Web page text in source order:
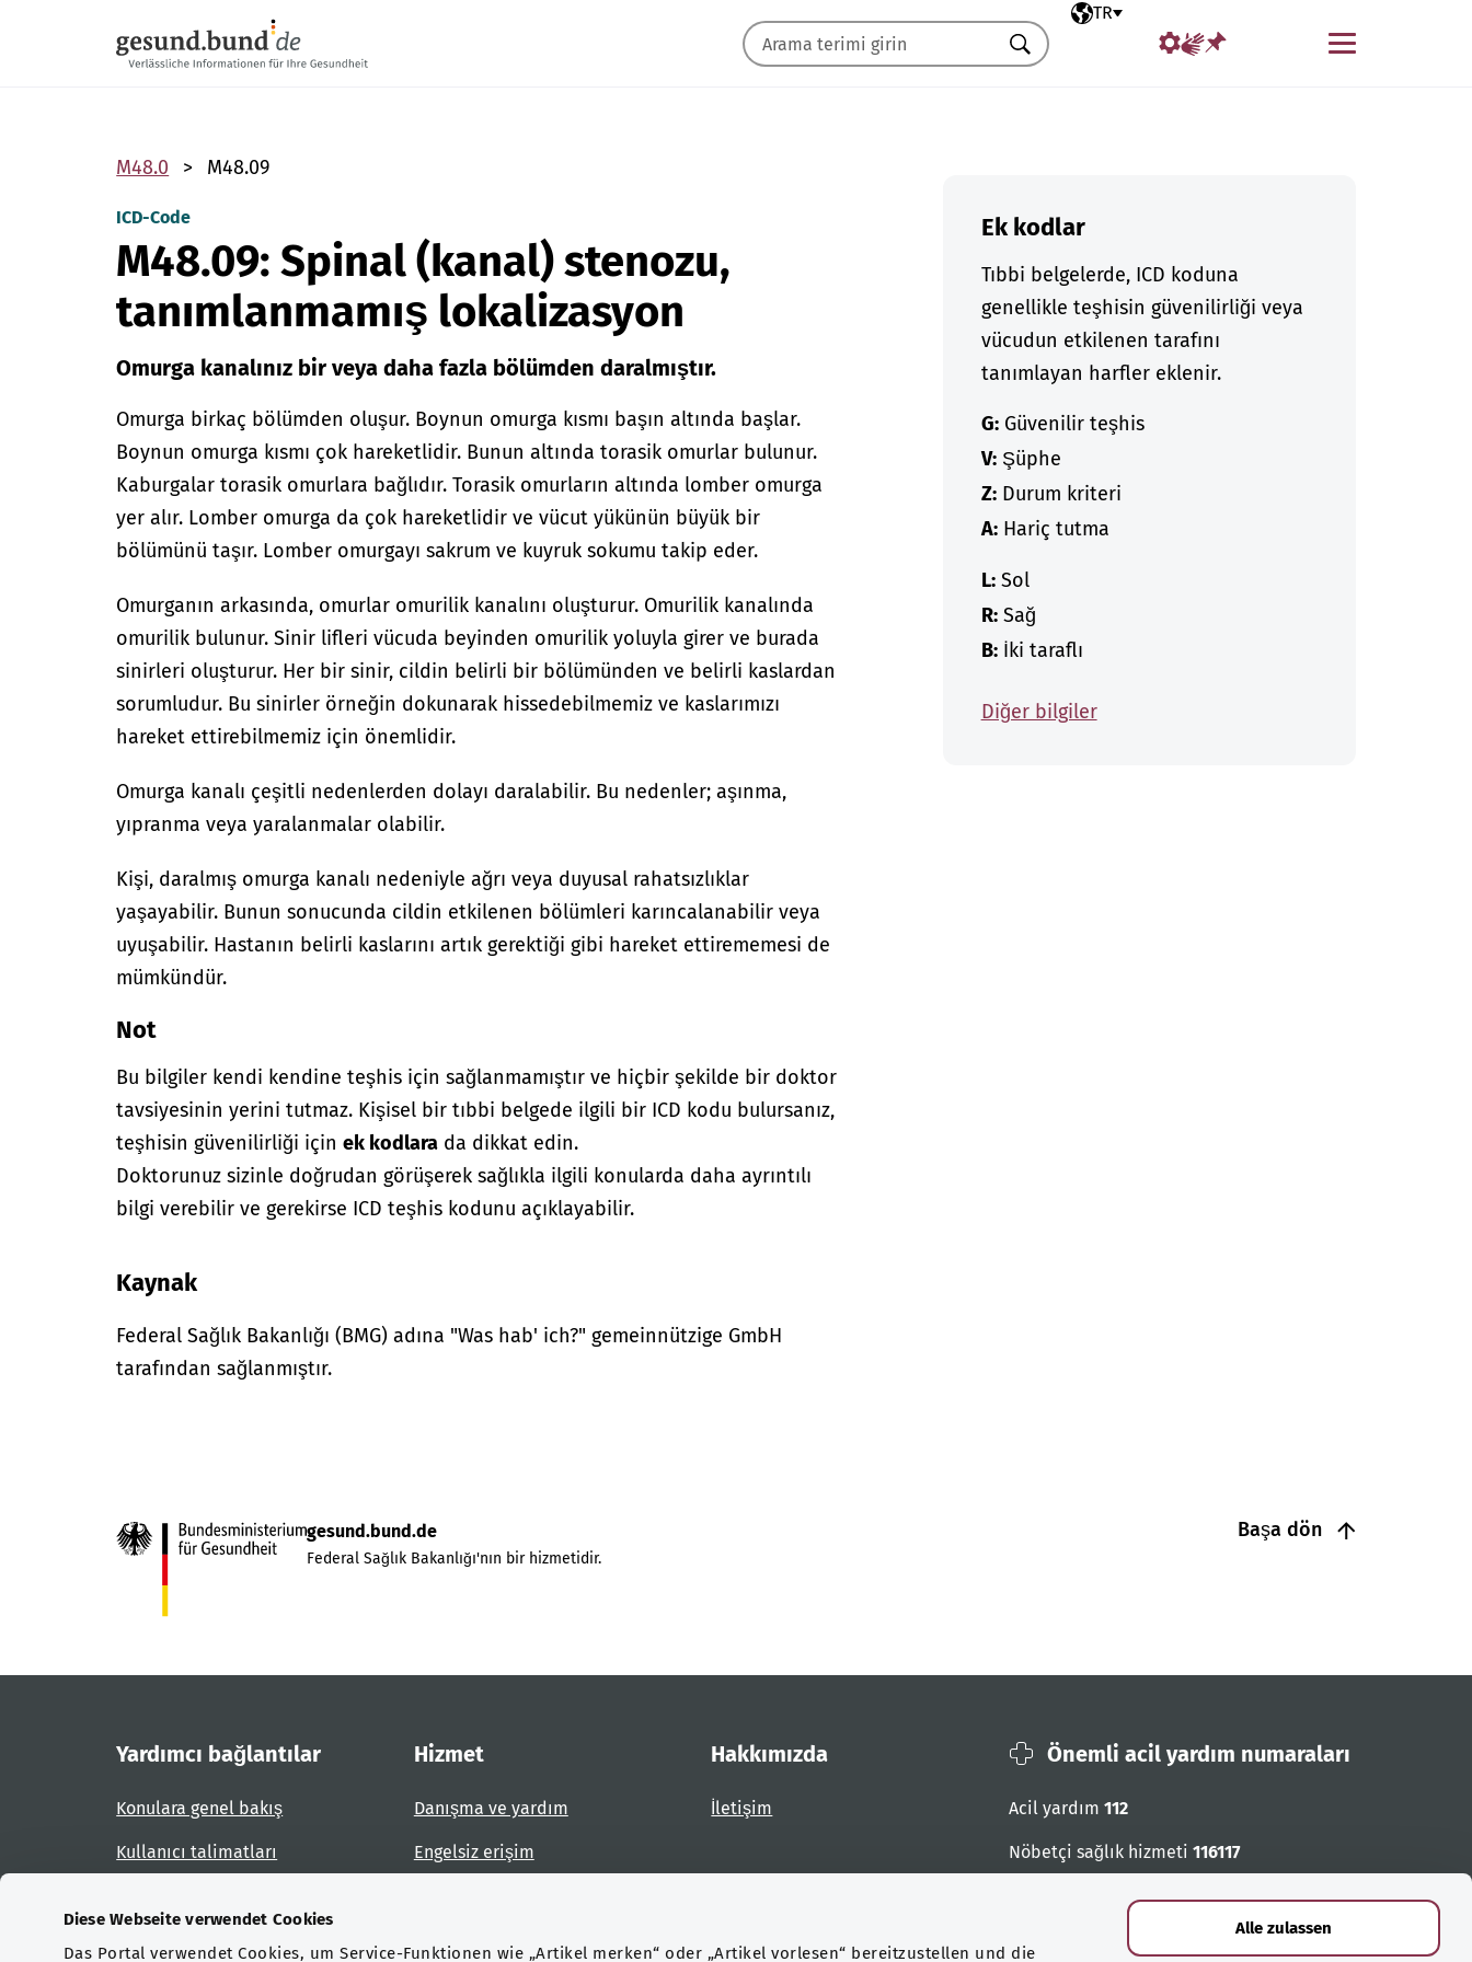
Diese Webseite verwendet Cookies
Das Portal verwendet Cookies, um Service-Funktionen wie „Artikel merken“ oder „Artikel vorlesen“ bereitzustellen und die
Alle zulassen
Seçili dil
TR
Menü
Ara
M48.0 M48.09
ICD-Code
M48.09: Spinal (kanal) stenozu,
tanımlanmamış lokalizasyon
Omurga kanalınız bir veya daha fazla bölümden daralmıştır.
Omurga birkaç bölümden oluşur. Boynun omurga kısmı başın altında başlar.
Boynun omurga kısmı çok hareketlidir. Bunun altında torasik omurlar bulunur.
Kaburgalar torasik omurlara bağlıdır. Torasik omurların altında lomber omurga
yer alır. Lomber omurga da çok hareketlidir ve vücut yükünün büyük bir
bölümünü taşır. Lomber omurgayı sakrum ve kuyruk sokumu takip eder.
Omurganın arkasında, omurlar omurilik kanalını oluşturur. Omurilik kanalında
omurilik bulunur. Sinir lifleri vücuda beyinden omurilik yoluyla girer ve burada
sinirleri oluşturur. Her bir sinir, cildin belirli bir bölümünden ve belirli kaslardan
sorumludur. Bu sinirler örneğin dokunarak hissedebilmemiz ve kaslarımızı
hareket ettirebilmemiz için önemlidir.
Omurga kanalı çeşitli nedenlerden dolayı daralabilir. Bu nedenler; aşınma,
yıpranma veya yaralanmalar olabilir.
Kişi, daralmış omurga kanalı nedeniyle ağrı veya duyusal rahatsızlıklar
yaşayabilir. Bunun sonucunda cildin etkilenen bölümleri karıncalanabilir veya
uyuşabilir. Hastanın belirli kaslarını artık gerektiği gibi hareket ettirememesi de
mümkündür.
Not
Bu bilgiler kendi kendine teşhis için sağlanmamıştır ve hiçbir şekilde bir doktor
tavsiyesinin yerini tutmaz. Kişisel bir tıbbi belgede ilgili bir ICD kodu bulursanız,
teşhisin güvenilirliği içinek kodlara da dikkat edin.
Doktorunuz sizinle doğrudan görüşerek sağlıkla ilgili konularda daha ayrıntılı
bilgi verebilir ve gerekirse ICD teşhis kodunu açıklayabilir.
Kaynak
Federal Sağlık Bakanlığı (BMG) adına "Was hab' ich?" gemeinnützige GmbH
tarafından sağlanmıştır.
Ek kodlar
Tıbbi belgelerde, ICD koduna
genellikle teşhisin güvenilirliği veya
vücudun etkilenen tarafını
tanımlayan harfler eklenir.
G:Güvenilir teşhis
V:Şüphe
Z:Durum kriteri
A:Hariç tutma
L:Sol
R:Sağ
B:İki taraflı
Diğer bilgiler
Başa dön
gesund.bund.de
Federal Sağlık Bakanlığı'nın bir hizmetidir.
Yardımcı bağlantılar
Konulara genel bakış
Kullanıcı talimatları
Hizmet
Danışma ve yardım
Engelsiz erişim
Hakkımızda
İletişim
Önemli acil yardım numaraları
Acil yardım 112
Nöbetçi sağlık hizmeti 116117
Acil cagri numaralari